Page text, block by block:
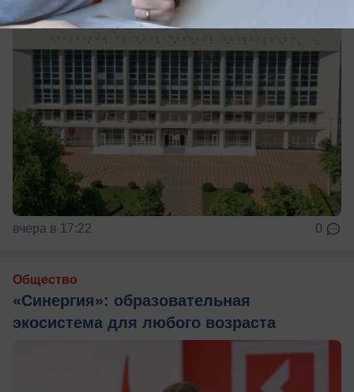
вчера в 17:22 0
Общество
«Синергия»: образовательная
экосистема для любого возраста